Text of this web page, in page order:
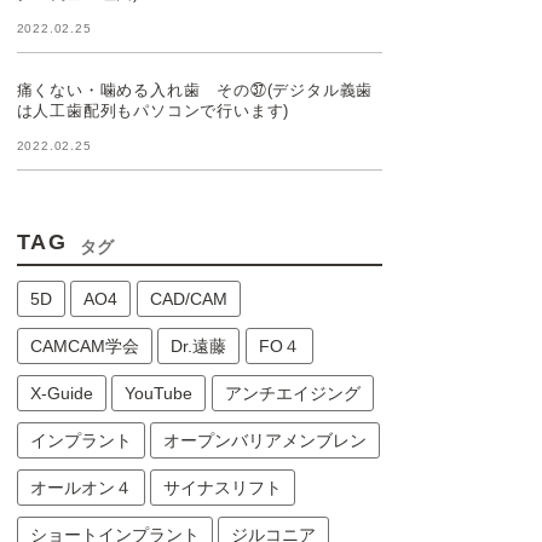
2022.02.25
痛くない・噛める入れ歯 その㊲(デジタル義歯
は人工歯配列もパソコンで行います)
2022.02.25
TAG タグ
5D AO4 CAD/CAM
CAMCAM学会 Dr.遠藤 FO４
X-Guide YouTube アンチエイジング
インプラント オープンバリアメンブレン
オールオン４ サイナスリフト
ショートインプラント ジルコニア